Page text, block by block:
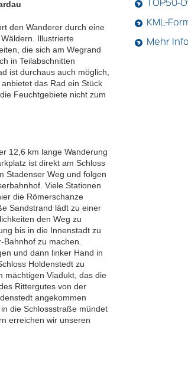
den Wanderer durch eine
Illustrierte
die sich am Wegrand
in Teilabschnitten
ist durchaus auch möglich,
das Rad ein Stück
Feuchtgebiete nicht zum
12,6 km lange Wanderung
ist direkt am Schloss
Stadenser Weg und folgen
Viele Stationen
die Römerschanze
Sandstrand lädt zu einer
den Weg zu
bis in die Innenstadt zu
zu machen.
und dann linker Hand in
Holdenstedt zu
mächtigen Viadukt, das die
Rittergutes von der
angekommen
die Schlossstraße mündet
erreichen wir unseren
TOP50-
KML-
Mehr